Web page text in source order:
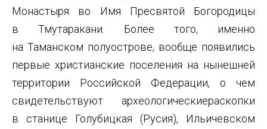
Монастыря во Имя Пресвятой Богородицы
в Тмутаракани. Более того, именно
на Таманском полуострове, вообще появились
первые христианские поселения на нынешней
территории Российской Федерации, о чем
свидетельствуют археологическиераскопки
в станице Голубицкая (Русия), Ильичевском